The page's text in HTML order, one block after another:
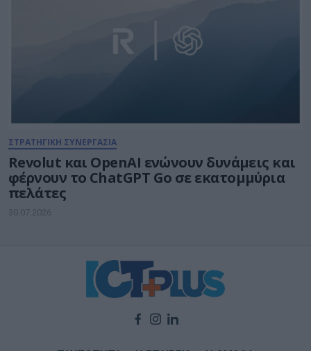
ΣΤΡΑΤΗΓΙΚΗ ΣΥΝΕΡΓΑΣΙΑ
Revolut και OpenAI ενώνουν δυνάμεις και
φέρνουν το ChatGPT Go σε εκατομμύρια
πελάτες
30.07.2026